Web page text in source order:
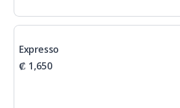
Expresso
₡ 1,650